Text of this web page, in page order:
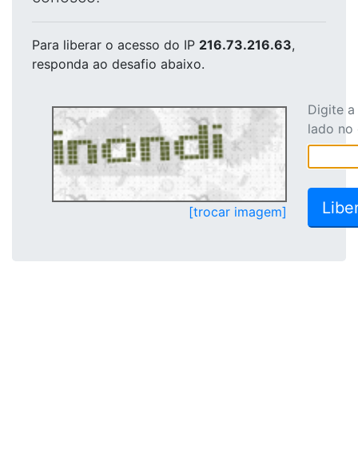
Para liberar o acesso do IP 216.73.216.63,
responda ao desafio abaixo.
[trocar imagem]
Digite
lado no